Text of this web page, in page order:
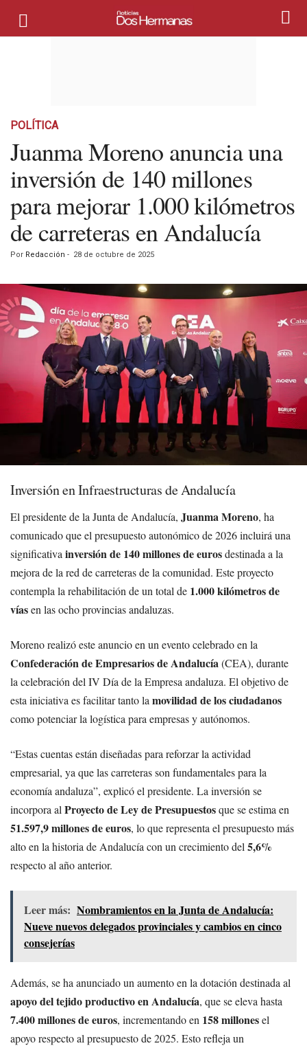
POLÍTICA
Juanma Moreno anuncia una
inversión de 140 millones
para mejorar 1.000 kilómetros
de carreteras en Andalucía
Por Redacción - 28 de octubre de 2025
Inversión en Infraestructuras de Andalucía
El presidente de la Junta de Andalucía, Juanma Moreno, ha
comunicado que el presupuesto autonómico de 2026 incluirá una
significativa inversión de 140 millones de eurosdestinada a la
mejora de la red de carreteras de la comunidad. Este proyecto
contempla la rehabilitación de un total de 1.000 kilómetros de
víasen las ocho provincias andaluzas.
Moreno realizó este anuncio en un evento celebrado en la
Confederación de Empresarios de Andalucía(CEA), durante
la celebración del IV Día de la Empresa andaluza. El objetivo de
esta iniciativa es facilitar tanto la movilidad de los ciudadanos
como potenciar la logística para empresas y autónomos.
“Estas cuentas están diseñadas para reforzar la actividad
empresarial, ya que las carreteras son fundamentales para la
economía andaluza”, explicó el presidente. La inversión se
incorpora al Proyecto de Ley de Presupuestosque se estima en
51.597,9 millones de euros, lo que representa el presupuesto más
alto en la historia de Andalucía con un crecimiento del 5,6%
respecto al año anterior.
Leer más: Nombramientos en la Junta de Andalucía:
Nueve nuevos delegados provinciales y cambios en cinco
consejerías
Además, se ha anunciado un aumento en la dotación destinada al
apoyo del tejido productivo en Andalucía, que se eleva hasta
7.400 millones de euros, incrementando en 158 millonesel
apoyo respecto al presupuesto de 2025. Esto refleja un